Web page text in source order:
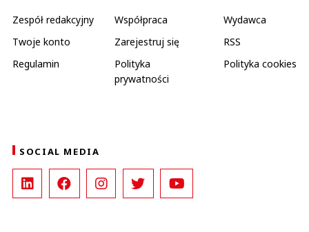
Zespół redakcyjny Współpraca
Wydawca
Twoje konto
Zarejestruj się
RSS
Regulamin
Polityka
prywatności
Polityka cookies
SOCIAL MEDIA